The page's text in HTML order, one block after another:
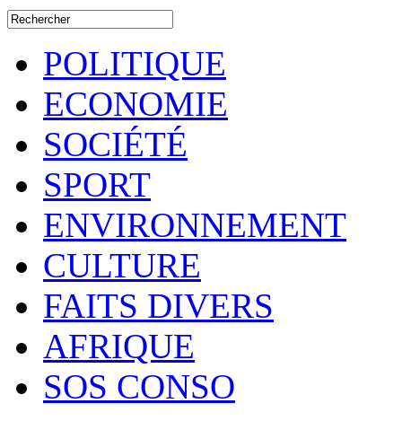
POLITIQUE
ECONOMIE
SOCIÉTÉ
SPORT
ENVIRONNEMENT
CULTURE
FAITS DIVERS
AFRIQUE
SOS CONSO